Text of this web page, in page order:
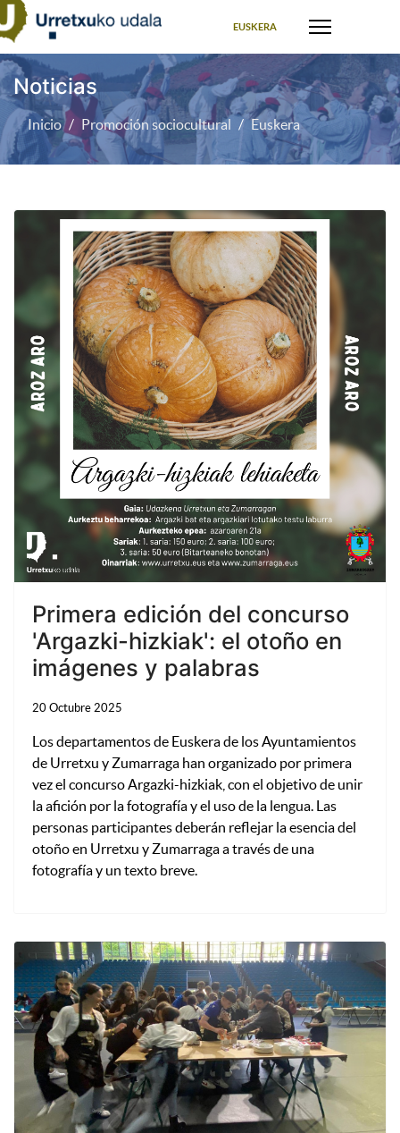
EUSKERA
Noticias
Inicio Promoción sociocultural Euskera
Primera edición del concurso
'Argazki-hizkiak': el otoño en
imágenes y palabras
20 Octubre 2025
Los departamentos de Euskera de los Ayuntamientos
de Urretxu y Zumarraga han organizado por primera
vez el concurso Argazki-hizkiak, con el objetivo de unir
la afición por la fotografía y el uso de la lengua. Las
personas participantes deberán reflejar la esencia del
otoño en Urretxu y Zumarraga a través de una
fotografía y un texto breve.